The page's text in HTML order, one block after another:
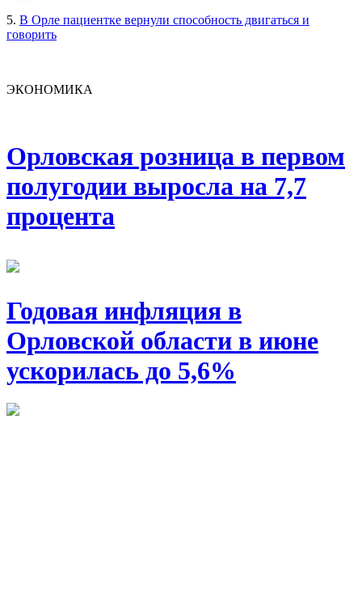
5. В Орле пациентке вернули способность двигаться и
говорить
ЭКОНОМИКА
Орловская розница в первом
полугодии выросла на 7,7
процента
Годовая инфляция в
Орловской области в июне
ускорилась до 5,6%